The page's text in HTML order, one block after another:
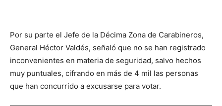
Por su parte el Jefe de la Décima Zona de Carabineros,
General Héctor Valdés, señaló que no se han registrado
inconvenientes en materia de seguridad, salvo hechos
muy puntuales, cifrando en más de 4 mil las personas
que han concurrido a excusarse para votar.